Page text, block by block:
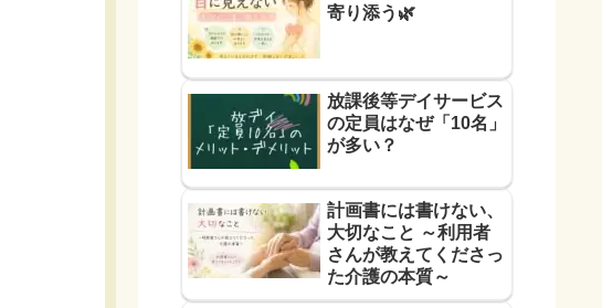
寄り添う🌿
放課後等デイサービス
の定員はなぜ「10名」
が多い？
計画書には書けない、
大切なこと ～利用者
さんが教えてくださっ
た介護の本質～